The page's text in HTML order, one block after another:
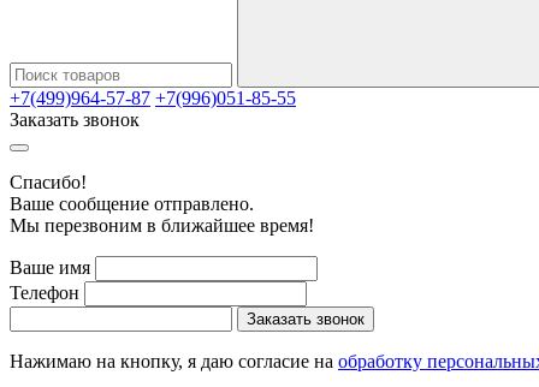
+7(499)964-57-87 +7(996)051-85-55
Заказать звонок
Cпасибо!
Ваше сообщение отправлено.
Мы перезвоним в ближайшее время!
Ваше имя
Телефон
Заказать звонок
Нажимаю на кнопку, я даю согласие на обработку